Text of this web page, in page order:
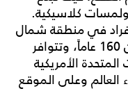
كلاسيكية.
في منطقة شمال
غرب المحيط الهادئ وما بعده لأكثر من 160 عاماً، وتتوافر
الأمريكية
العالم وعلى الموقع